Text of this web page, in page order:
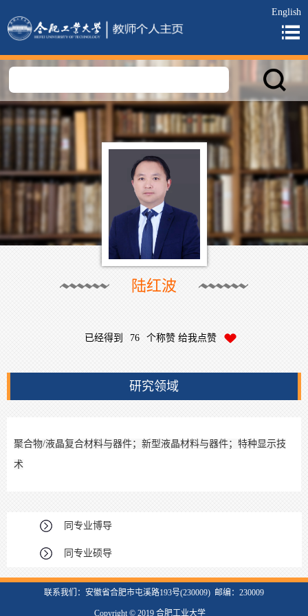
English
陆红波
已经得到 76 个称赞 给我点赞
研究领域
聚合物/液晶复合材料与器件；新型液晶材料与器件；特种显示技
术
同专业博导
同专业硕导
联系我们：安徽省合肥市屯溪路193号(230009) 邮编：230009
Copyright © 2019 合肥工业大学